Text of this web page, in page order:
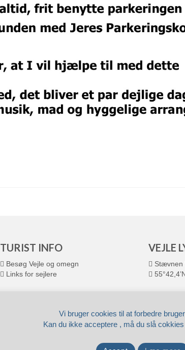
TURIST INFO
Besøg Vejle og omegn
Links for sejlere
VEJLE
Stævnen
Leveret afFronto.dk
Vi bruger cookies til at forbedre
Kan du ikke acceptere , må du slå